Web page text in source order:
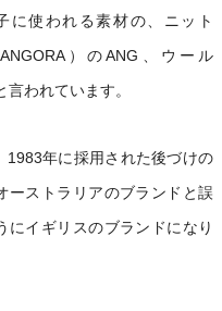
に使われる素材の、ニット
）のANG、ウール
われています。
1983年に採用された後づけの
ーストラリアのブランドと誤
にイギリスのブランドになり